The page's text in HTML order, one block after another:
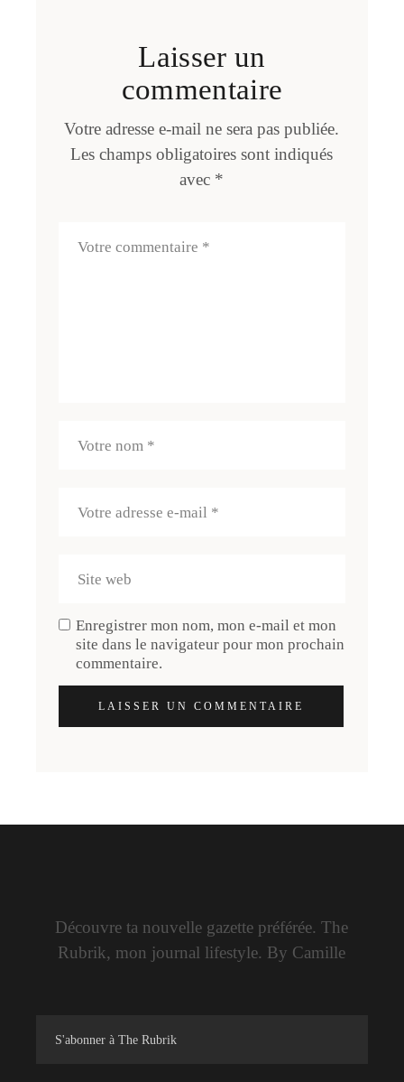
Laisser un
commentaire
Votre adresse e-mail ne sera pas publiée.
Les champs obligatoires sont indiqués
avec *
Enregistrer mon nom, mon e-mail et mon
site dans le navigateur pour mon prochain
commentaire.
LAISSER UN COMMENTAIRE
Découvre ta nouvelle gazette préférée. The
Rubrik, mon journal lifestyle. By Camille